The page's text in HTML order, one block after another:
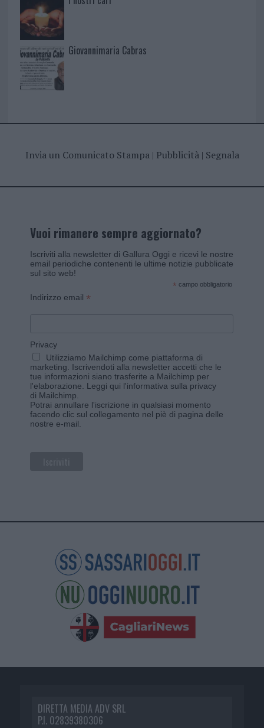
Giovannimaria Cabras
Invia un Comunicato Stampa| Pubblicità| Segnala
Vuoi rimanere sempre aggiornato?
Iscriviti alla newsletter di Gallura Oggi e ricevi le nostre
email periodiche contenenti le ultime notizie pubblicate
sul sito web!
* campo obbligatorio
Indirizzo email *
Privacy
Utilizziamo Mailchimp come piattaforma di
marketing. Iscrivendoti alla newsletter accetti che le
tue informazioni siano trasferite a Mailchimp per
l'elaborazione. Leggi qui l'informativa sulla privacy
di Mailchimp
Potrai annullare l'iscrizione in qualsiasi momento
facendo clic sul collegamento nel piè di pagina delle
nostre e-mail.
DIRETTA MEDIA ADV SRL
P.I. 02839380306